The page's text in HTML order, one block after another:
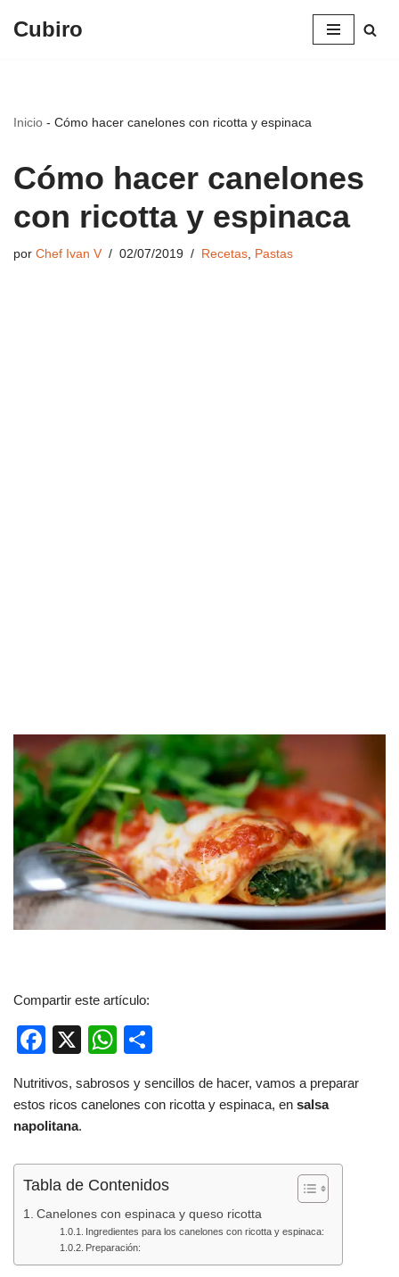
Cubiro
Inicio - Cómo hacer canelones con ricotta y espinaca
Cómo hacer canelones
con ricotta y espinaca
por Chef Ivan V 02/07/2019 Recetas, Pastas
Compartir este artículo:
F
c
e
o
o
X
W
at
p
p
m
tir
Nutritivos, sabrosos y sencillos de hacer, vamos a preparar
estos ricos canelones con ricotta y espinaca, en salsa
napolitana.
Tabla de Contenidos
Canelones con espinaca y queso ricotta
Ingredientes para los canelones con ricotta y espinaca:
Preparación: